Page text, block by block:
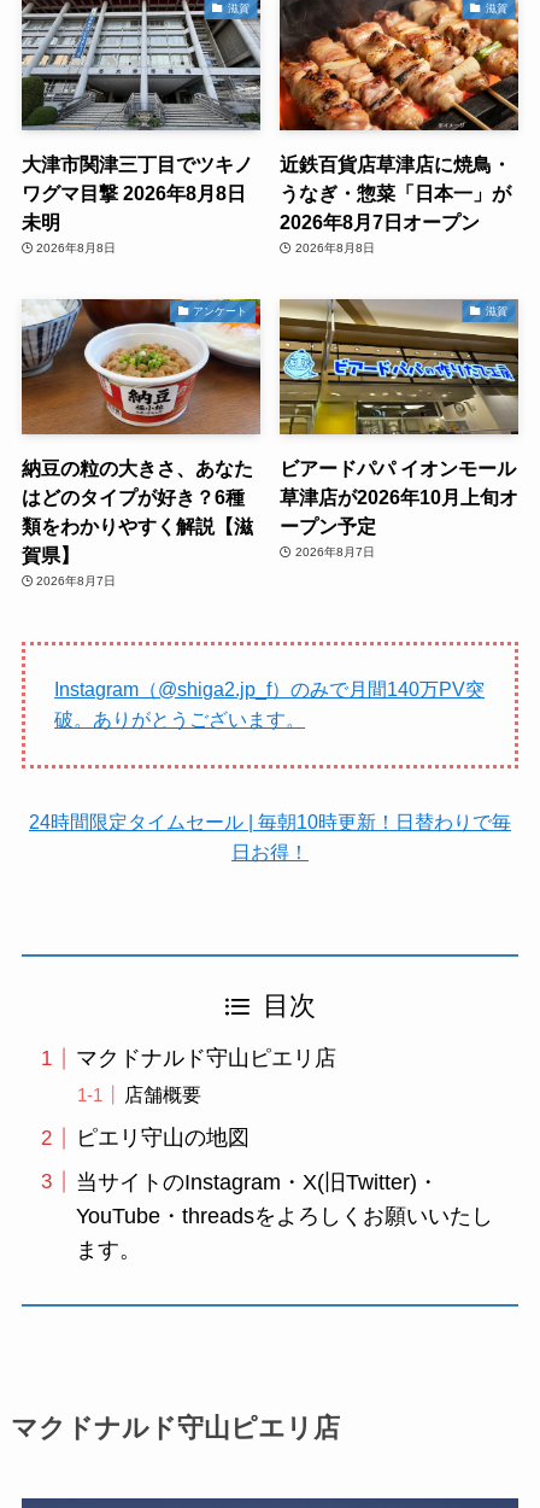
滋賀
大津市関津三丁目でツキノ
ワグマ目撃 2026年8月8日
未明
2026年8月8日
滋賀
近鉄百貨店草津店に焼鳥・
うなぎ・惣菜「日本一」が
2026年8月7日オープン
2026年8月8日
アンケート
納豆の粒の大きさ、あなた
はどのタイプが好き？6種
類をわかりやすく解説【滋
賀県】
2026年8月7日
滋賀
ビアードパパ イオンモール
草津店が2026年10月上旬オ
ープン予定
2026年8月7日
Instagram（@shiga2.jp_f）のみで月間140万PV突
破。ありがとうございます。
24時間限定タイムセール | 毎朝10時更新！日替わりで毎
日お得！
目次
マクドナルド守山ピエリ店
店舗概要
ピエリ守山の地図
当サイトのInstagram・X(旧Twitter)・
YouTube・threadsをよろしくお願いいたし
ます。
マクドナルド守山ピエリ店